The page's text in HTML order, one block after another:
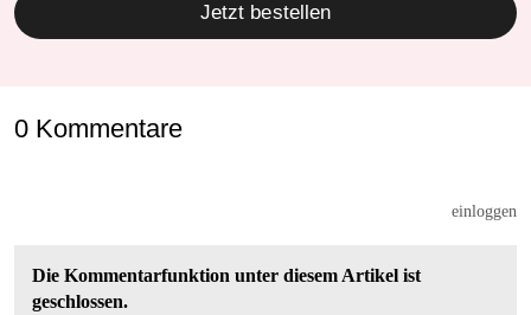
Jetzt bestellen
0 Kommentare
Die Kommentarfunktion unter diesem Artikel ist
geschlossen.
einloggen